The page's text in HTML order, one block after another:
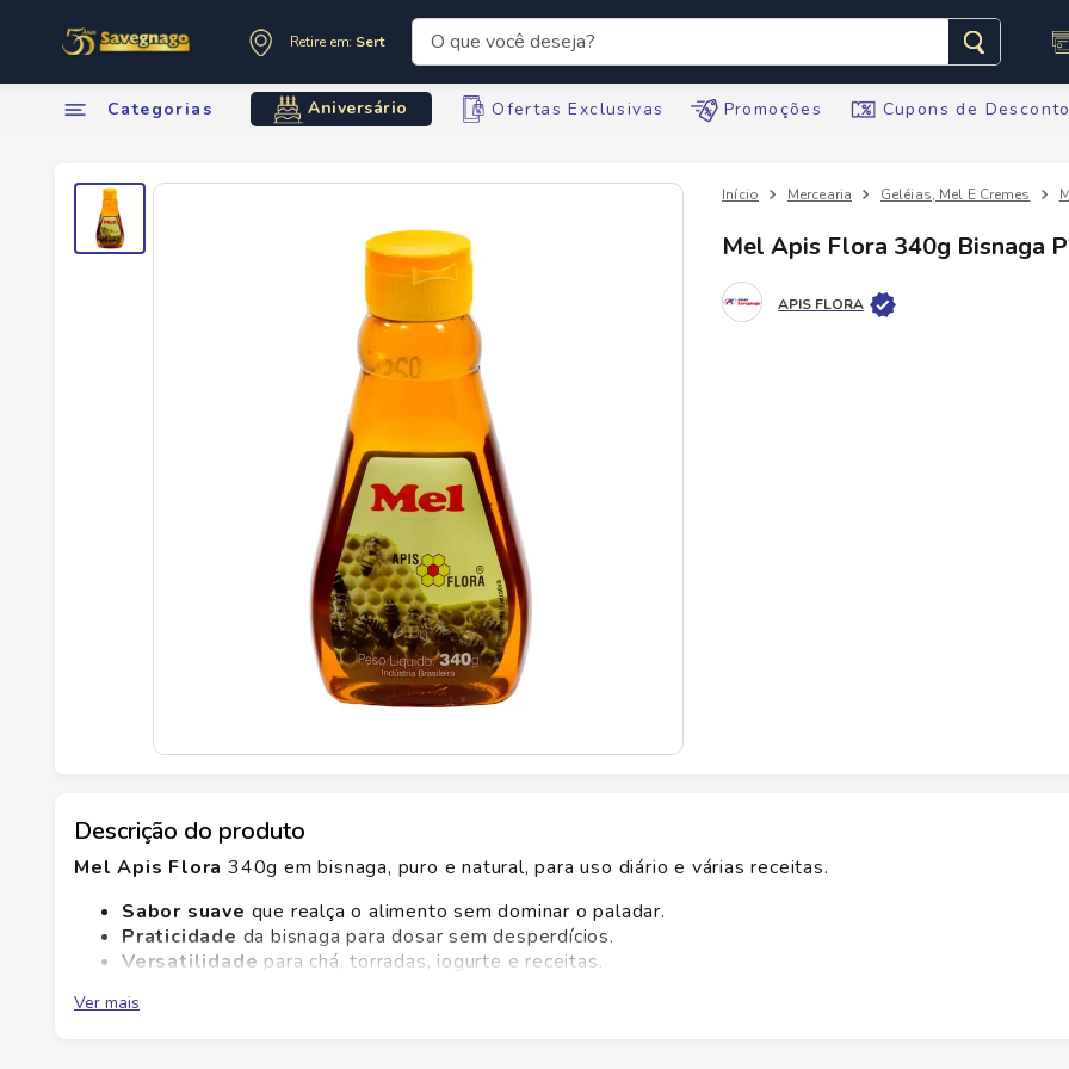
Retire em: Sertãozinho
O que você deseja?
Categorias Aniversário Ofertas Exclusivas Promoções Cupons de
Mercearia Geléias, Mel E Cremes
Mel Apis Flora 340g Bisnaga
APIS FLORA
Descrição do produto
Mel Apis Flora 340g em bisnaga, puro e natural, para uso diário e várias receitas.
Sabor suave que realça o alimento sem dominar o paladar.
Praticidade da bisnaga para dosar sem desperdícios.
Versatilidade para chá, torradas, iogurte e receitas.
Ver mais
Termos mais buscados
leite
3º
cerveja
5º
arroz
7º
oleo
leite integral
aniversario
chocolate